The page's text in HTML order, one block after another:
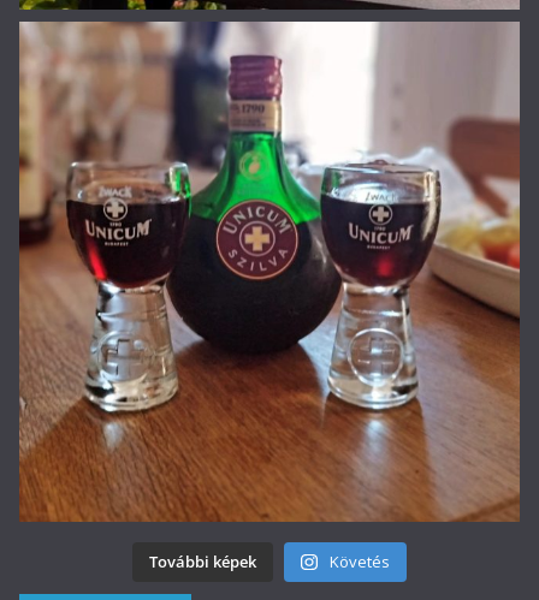
További képek Követés